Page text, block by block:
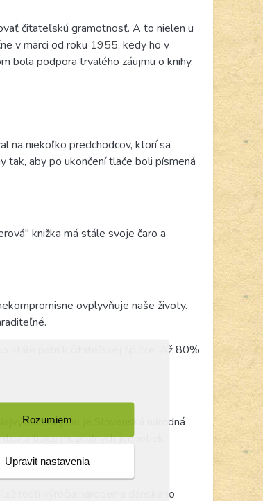
Rozumiem
Upravit nastavenia
čitateľskú gramotnosť. A to nielen u
vmarci od roku 1955, kedy ho v
bola podpora trvalého záujmu o knihy.
na niekoľko predchodcov, ktorí sa
tak, aby po ukončení tlače boli písmená
knižka má stále svoje čaro a
ovplyvňuje naše životy.
stále patrí k čitateľskej špičke. Až 80%
je
Slovenská národná
a tisíce muzeálnych jednotiek.
výročia narodenia dánskeho